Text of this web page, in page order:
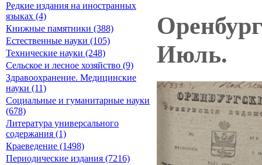
Редкие издания на иностранных
языках (4)
Книжные памятники (388)
Естественные науки (105)
Технические науки (248)
Сельское и лесное хозяйство (9)
Здравоохранение. Медицинские
науки (11)
Социальные и гуманитарные науки
(678)
Литература универсального
содержания (1)
Краеведение (1498)
Периодические издания (7216)
Июль.